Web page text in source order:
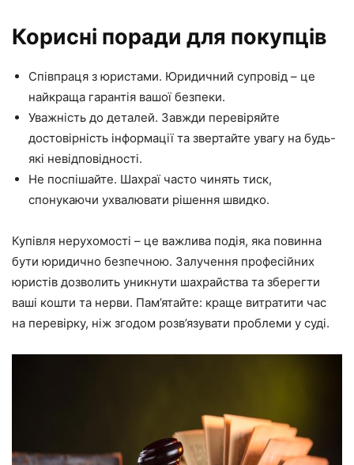
Корисні поради для покупців
Співпраця з юристами. Юридичний супровід – це
найкраща гарантія вашої безпеки.
Уважність до деталей. Завжди перевіряйте
достовірність інформації та звертайте увагу на будь-
які невідповідності.
Не поспішайте. Шахраї часто чинять тиск,
спонукаючи ухвалювати рішення швидко.
Купівля нерухомості – це важлива подія, яка повинна
бути юридично безпечною. Залучення професійних
юристів дозволить уникнути шахрайства та зберегти
ваші кошти та нерви. Пам’ятайте: краще витратити час
на перевірку, ніж згодом розв’язувати проблеми у суді.